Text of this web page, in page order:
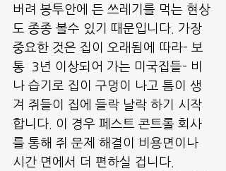
버려 봉투안에 든 쓰레기를 먹는 현상
도 종종 볼수 있기 때문입니다. 가장
중요한 것은 집이 오래됨에 따라- 보
통  3년 이상되어 가는 미국집들- 비
나 습기로 집이 구멍이 나고 틈이 생
겨 쥐들이 집에 들락 날락 하기 시작
합니다. 이 경우 페스트 콘트롤 회사
를 통해 쥐 문제 해결이 비용면이나
시간 면에서 더 편하실 겁니다.